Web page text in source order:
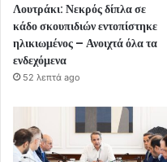
Λουτράκι: Νεκρός δίπλα σε
κάδο σκουπιδιών εντοπίστηκε
ηλικιωμένος – Ανοιχτά όλα τα
ενδεχόμενα
52 λεπτά ago